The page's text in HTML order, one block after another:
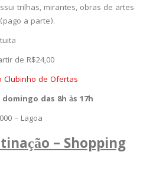
trilhas, mirantes, obras de artes
a parte).
de R$24,00
Clubinho de Ofertas
das 8h às 17h
– Lagoa
– Shopping